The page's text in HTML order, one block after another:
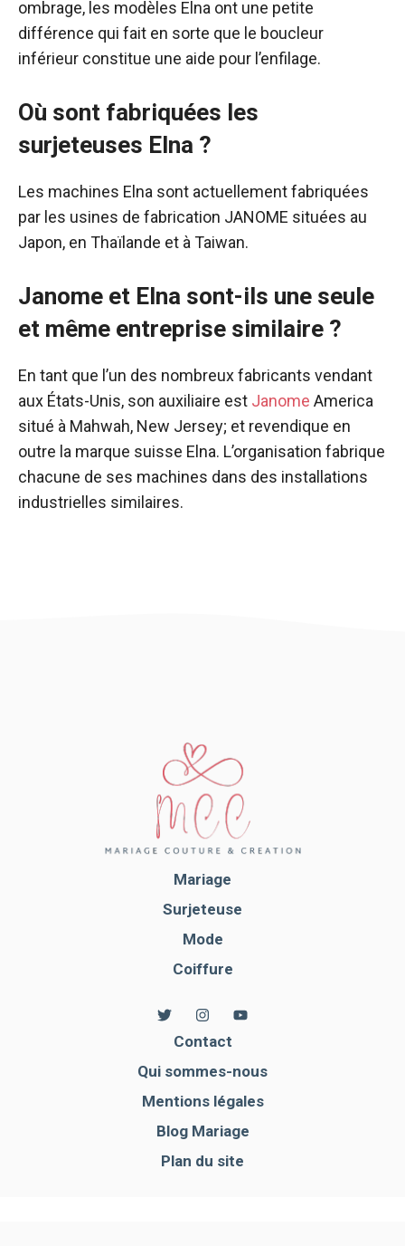
ombrage, les modèles Elna ont une petite
différence qui fait en sorte que le boucleur
inférieur constitue une aide pour l’enfilage.
Où sont fabriquées les
surjeteuses Elna ?
Les machines Elna sont actuellement fabriquées
par les usines de fabrication JANOME situées au
Japon, en Thaïlande et à Taiwan.
Janome et Elna sont-ils une seule
et même entreprise similaire ?
En tant que l’un des nombreux fabricants vendant
aux États-Unis, son auxiliaire est Janome America
situé à Mahwah, New Jersey; et revendique en
outre la marque suisse Elna. L’organisation fabrique
chacune de ses machines dans des installations
industrielles similaires.
Mariage
Surjeteuse
Mode
Coiffure
Contact
Qui sommes-nous
Mentions légales
Blog Mariage
Plan du site